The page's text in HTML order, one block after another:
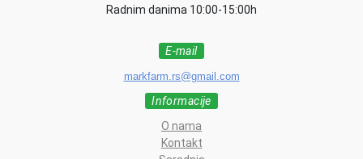
Radnim danima 10:00-15:00h
E-mail
markfarm.rs@gmail.com
Informacije
O nama
Kontakt